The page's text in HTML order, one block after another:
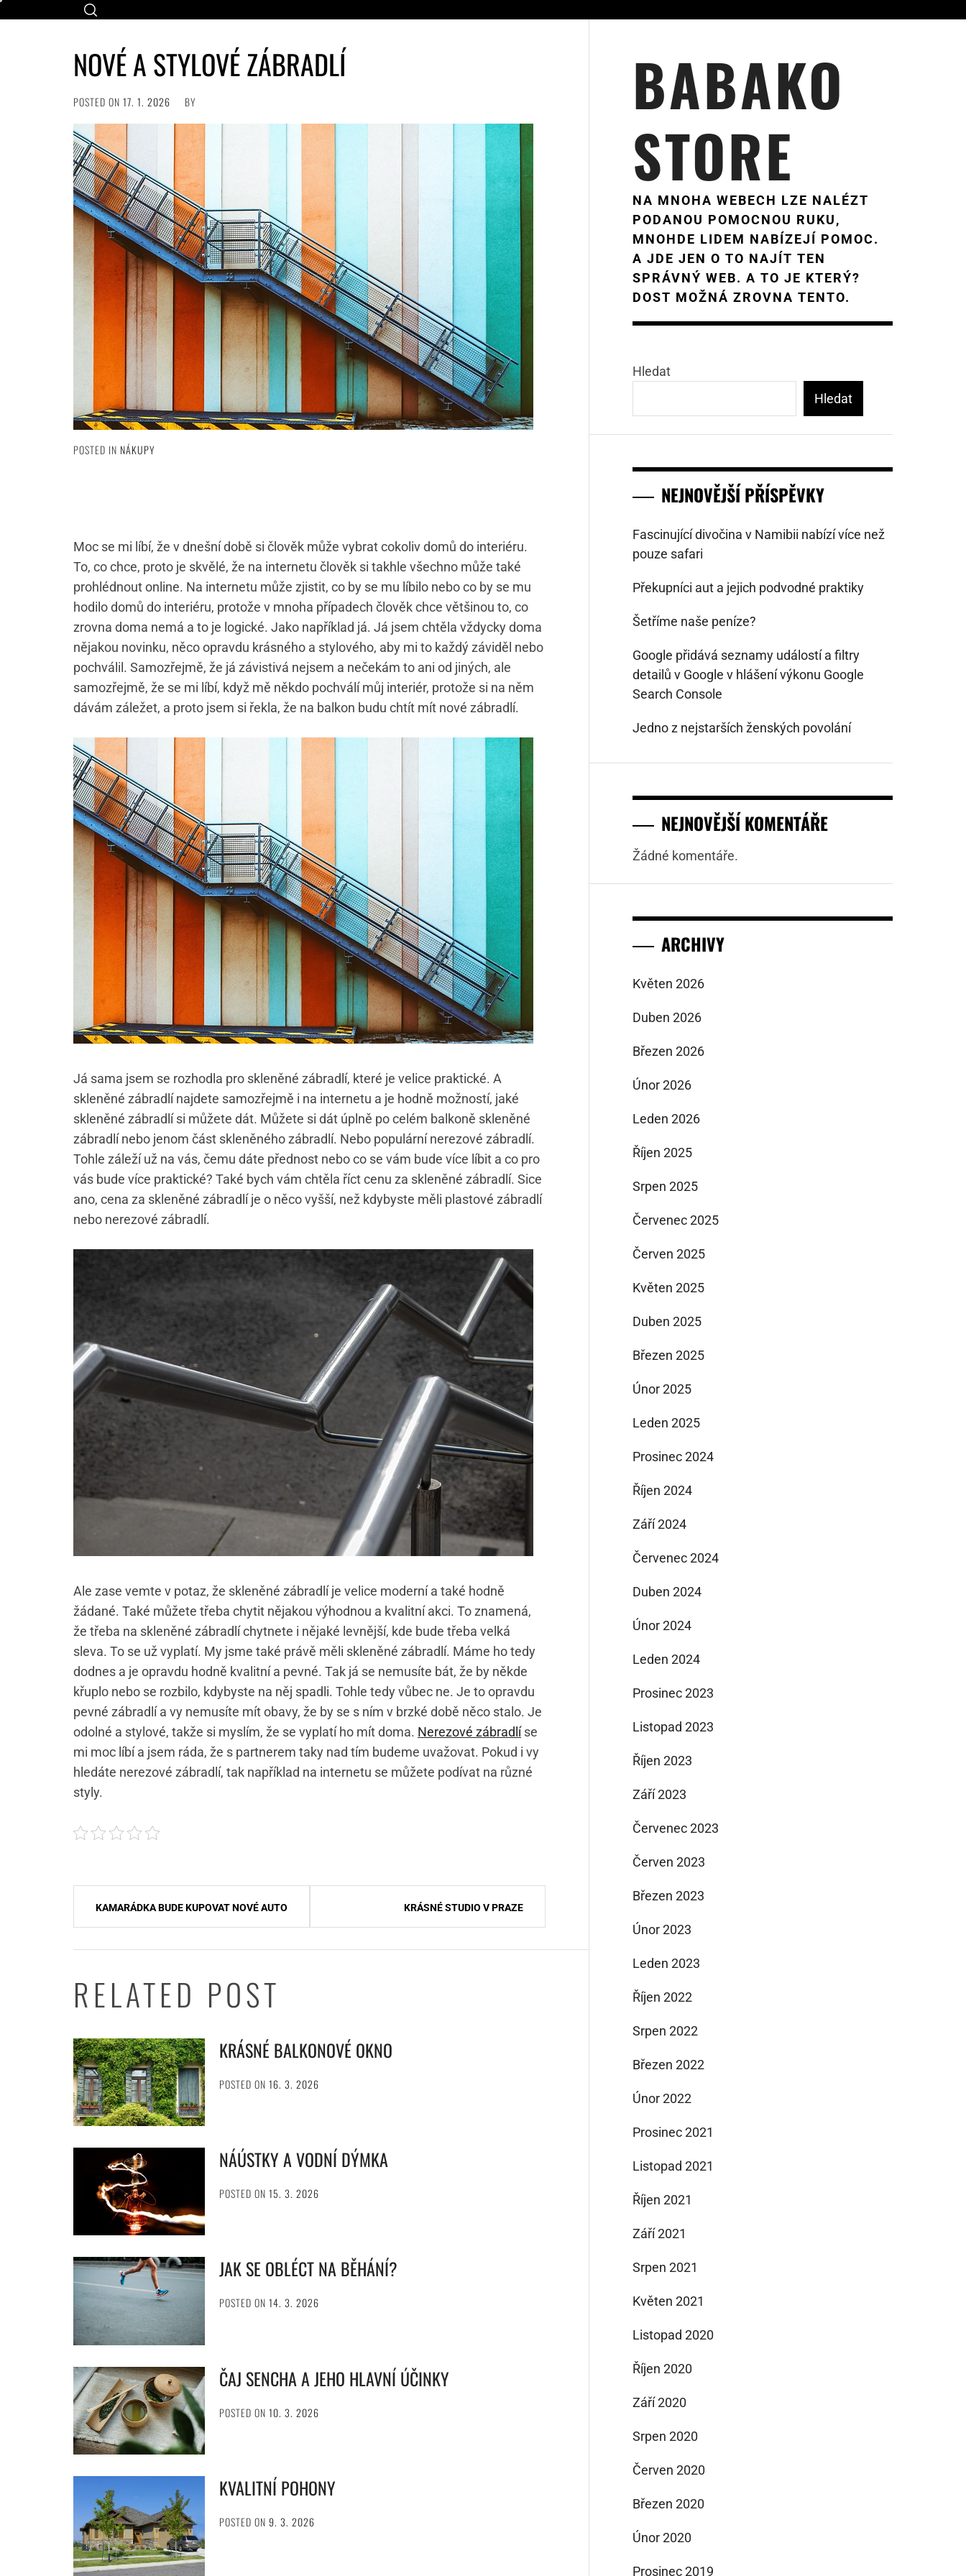
NOVÉ A STYLOVÉ ZÁBRADLÍ
POSTED ON 17. 1. 2026 BY
POSTED IN NÁKUPY
Moc se mi líbí, že v dnešní době si člověk může vybrat cokoliv domů do interiéru.
To, co chce, proto je skvělé, že na internetu člověk si takhle všechno může také
prohlédnout online. Na internetu může zjistit, co by se mu líbilo nebo co by se mu
hodilo domů do interiéru, protože v mnoha případech člověk chce většinou to, co
zrovna doma nemá a to je logické. Jako například já. Já jsem chtěla vždycky doma
nějakou novinku, něco opravdu krásného a stylového, aby mi to každý záviděl nebo
pochválil. Samozřejmě, že já závistivá nejsem a nečekám to ani od jiných, ale
samozřejmě, že se mi líbí, když mě někdo pochválí můj interiér, protože si na něm
dávám záležet, a proto jsem si řekla, že na balkon budu chtít mít nové zábradlí.
Já sama jsem se rozhodla pro skleněné zábradlí, které je velice praktické. A
skleněné zábradlí najdete samozřejmě i na internetu a je hodně možností, jaké
skleněné zábradlí si můžete dát. Můžete si dát úplně po celém balkoně skleněné
zábradlí nebo jenom část skleněného zábradlí. Nebo populární nerezové zábradlí.
Tohle záleží už na vás, čemu dáte přednost nebo co se vám bude více líbit a co pro
vás bude více praktické? Také bych vám chtěla říct cenu za skleněné zábradlí. Sice
ano, cena za skleněné zábradlí je o něco vyšší, než kdybyste měli plastové zábradlí
nebo nerezové zábradlí.
Ale zase vemte v potaz, že skleněné zábradlí je velice moderní a také hodně
žádané. Také můžete třeba chytit nějakou výhodnou a kvalitní akci. To znamená,
že třeba na skleněné zábradlí chytnete i nějaké levnější, kde bude třeba velká
sleva. To se už vyplatí. My jsme také právě měli skleněné zábradlí. Máme ho tedy
dodnes a je opravdu hodně kvalitní a pevné. Tak já se nemusíte bát, že by někde
křuplo nebo se rozbilo, kdybyste na něj spadli. Tohle tedy vůbec ne. Je to opravdu
pevné zábradlí a vy nemusíte mít obavy, že by se s ním v brzké době něco stalo. Je
odolné a stylové, takže si myslím, že se vyplatí ho mít doma. Nerezové zábradlíse
mi moc líbí a jsem ráda, že s partnerem taky nad tím budeme uvažovat. Pokud i vy
hledáte nerezové zábradlí, tak například na internetu se můžete podívat na různé
styly.
Navigace
pro
příspěvek
KAMARÁDKA BUDE KUPOVAT NOVÉ AUTO KRÁSNÉ STUDIO V PRAZE
RELATED POST
KRÁSNÉ BALKONOVÉ OKNO
POSTED ON16. 3. 2026
NÁÚSTKY A VODNÍ DÝMKA
POSTED ON15. 3. 2026
JAK SE OBLÉCT NA BĚHÁNÍ?
POSTED ON14. 3. 2026
ČAJ SENCHA A JEHO HLAVNÍ ÚČINKY
POSTED ON10. 3. 2026
KVALITNÍ POHONY
POSTED ON9. 3. 2026
BABAKO
STORE
NA MNOHA WEBECH LZE NALÉZT
PODANOU POMOCNOU RUKU,
MNOHDE LIDEM NABÍZEJÍ POMOC.
A JDE JEN O TO NAJÍT TEN
SPRÁVNÝ WEB. A TO JE KTERÝ?
DOST MOŽNÁ ZROVNA TENTO.
Hledat
Hledat
NEJNOVĚJŠÍ PŘÍSPĚVKY
Fascinující divočina v Namibii nabízí více než
pouze safari
Překupníci aut a jejich podvodné praktiky
Šetříme naše peníze?
Google přidává seznamy událostí a filtry
detailů v Google v hlášení výkonu Google
Search Console
Jedno z nejstarších ženských povolání
NEJNOVĚJŠÍ KOMENTÁŘE
Žádné komentáře.
ARCHIVY
Květen 2026
Duben 2026
Březen 2026
Únor 2026
Leden 2026
Říjen 2025
Srpen 2025
Červenec 2025
Červen 2025
Květen 2025
Duben 2025
Březen 2025
Únor 2025
Leden 2025
Prosinec 2024
Říjen 2024
Září 2024
Červenec 2024
Duben 2024
Únor 2024
Leden 2024
Prosinec 2023
Listopad 2023
Říjen 2023
Září 2023
Červenec 2023
Červen 2023
Březen 2023
Únor 2023
Leden 2023
Říjen 2022
Srpen 2022
Březen 2022
Únor 2022
Prosinec 2021
Listopad 2021
Říjen 2021
Září 2021
Srpen 2021
Květen 2021
Listopad 2020
Říjen 2020
Září 2020
Srpen 2020
Červen 2020
Březen 2020
Únor 2020
Prosinec 2019